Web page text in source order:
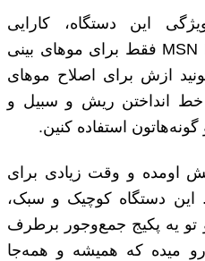
این دستگاه، کارایی
چندمنظوره اونه. MSN Mason H3 فقط برای موهای بینی
ازش برای اصلاح موهای
انداختن ریش و سبیل و
استفاده کنین.
اومده و وقت زیادی برای
این دستگاه کوچیک و سبک،
تو یه پکیج جمع‌وجور برطرف
میده که همیشه و همه‌جا